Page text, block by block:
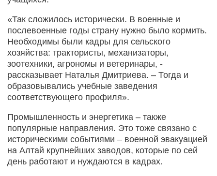
«Так сложилось исторически. В военные и
послевоенные годы страну нужно было кормить.
Необходимы были кадры для сельского
хозяйства: трактористы, механизаторы,
зоотехники, агрономы и ветеринары, -
рассказывает Наталья Дмитриева. – Тогда и
образовывались учебные заведения
соответствующего профиля».
Промышленность и энергетика – также
популярные направления. Это тоже связано с
историческими событиями – военной эвакуацией
на Алтай крупнейших заводов, которые по сей
день работают и нуждаются в кадрах.